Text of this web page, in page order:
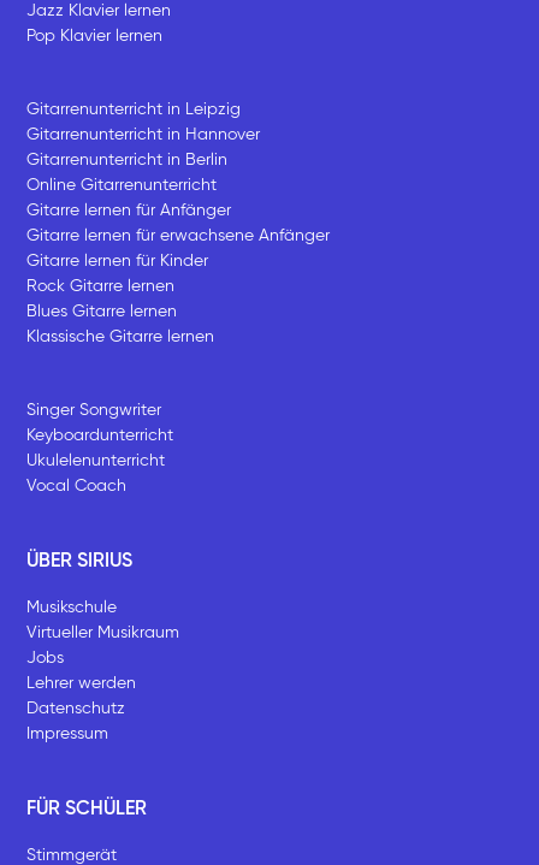
Jazz Klavier lernen
Pop Klavier lernen
Gitarrenunterricht in Leipzig
Gitarrenunterricht in Hannover
Gitarrenunterricht in Berlin
Online Gitarrenunterricht
Gitarre lernen für Anfänger
Gitarre lernen für erwachsene Anfänger
Gitarre lernen für Kinder
Rock Gitarre lernen
Blues Gitarre lernen
Klassische Gitarre lernen
Singer Songwriter
Keyboardunterricht
Ukulelenunterricht
Vocal Coach
ÜBER SIRIUS
Musikschule
Virtueller Musikraum
Jobs
Lehrer werden
Datenschutz
Impressum
FÜR SCHÜLER
Stimmgerät